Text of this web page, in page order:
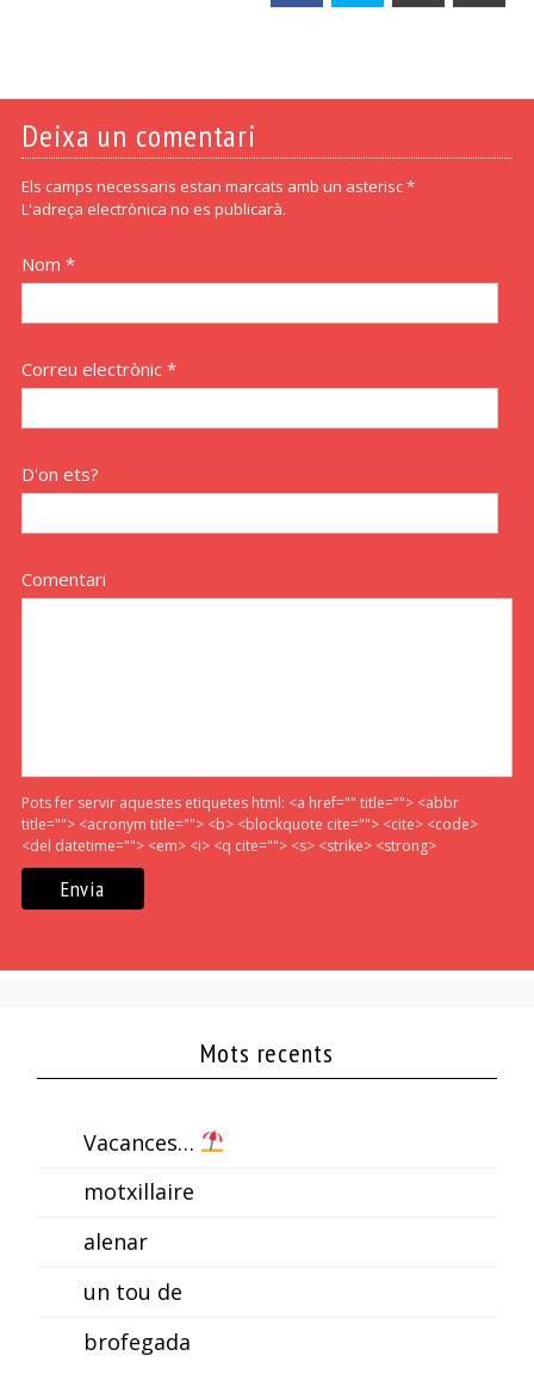
Deixa un comentari
Els camps necessaris estan marcats amb un asterisc *
L'adreça electrònica no es publicarà.
Nom *
Correu electrònic *
D'on ets?
Comentari
Pots fer servir aquestes etiquetes html: <a href="" title=""> <abbr
title=""> <acronym title=""> <b> <blockquote cite=""> <cite> <code>
<del datetime=""> <em> <i> <q cite=""> <s> <strike> <strong>
Mots recents
Vacances…
motxillaire
alenar
un tou de
brofegada